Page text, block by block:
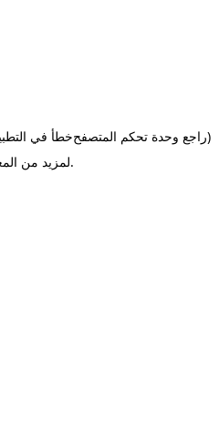
خطأ في(راجع وحدة تحكم المتصفح
لمزيد من.